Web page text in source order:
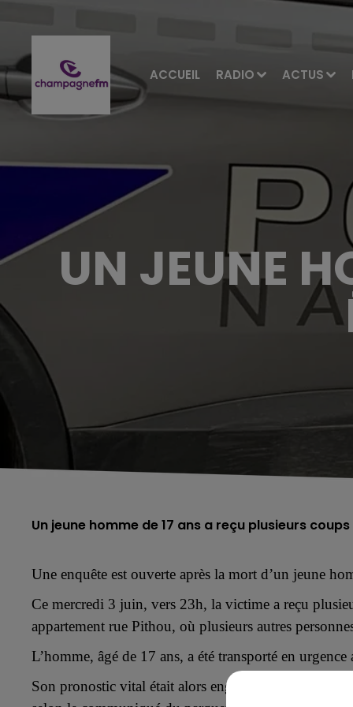
ACCUEIL RADIO ACTUS
UN JEUNE
Un jeune homme de 17 ans a reçu plusieurs
Une enquête est ouverte après la mort d’un jeune
Ce mercredi 3 juin, vers 23h, la victime a reçu
appartement rue Pithou, où plusieurs autres
L’homme, âgé de 17 ans, a été transporté en urgence
Son pronostic vital était alors engagaé